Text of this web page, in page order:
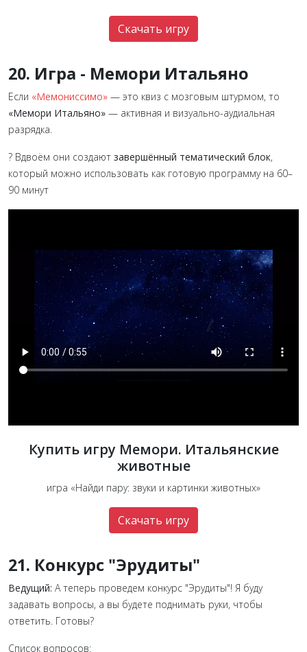
Скачать игру
20. Игра - Мемори Итальяно
Если «Мемониссимо» — это квиз с мозговым штурмом, то
«Мемори Итальяно» — активная и визуально-аудиальная
разрядка.
? Вдвоём они создают завершённый тематический блок,
который можно использовать как готовую программу на 60–
90 минут
Купить игру Мемори. Итальянские
животные
игра «Найди пару: звуки и картинки животных»
Скачать игру
21. Конкурс "Эрудиты"
Ведущий: А теперь проведем конкурс "Эрудиты"! Я буду
задавать вопросы, а вы будете поднимать руки, чтобы
ответить. Готовы?
Список вопросов: